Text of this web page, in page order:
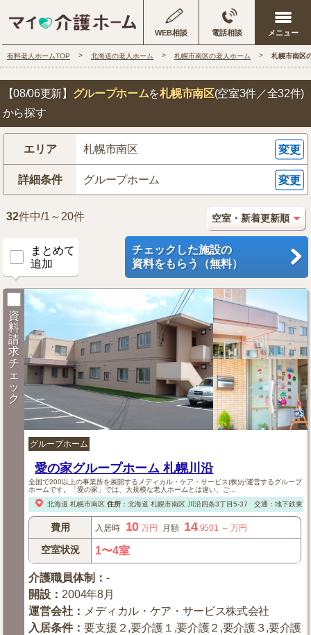
WEB相談 電話相談
有料老人ホームTOP 北海道の老人ホーム 札幌市南区の老人ホーム 札幌市南区
【08/06更新】 グループホームを札幌市南区(空室3件／全32件)
から探す
エリア 札幌市南区 変更
詳細条件 グループホーム 変更
32件中/1～20件
まとめて
追加
チェックした施設の
資料をもらう（無料）
資
料
請
求
チ
ェ
ッ
ク
グループホーム
愛の家グループホーム 札幌川沿
全国で200以上の事業所を展開するメディカル・ケア・サービス(株)が運営するグループ
ホームです。「愛の家」では、大規模な老人ホームとは違い、ご...
北海道 札幌市南区 住所： 北海道 札幌市南区川沿四条3丁目5-37 交通：地下鉄東
費用 入居時 10 万円 月額 14.9501 ～万円
空室状況 1〜4室
介護職員体制 ：-
開設 ： 2004年8月
運営会社 ： メディカル・ケア・サービス株式会社
入居条件：要支援２,要介護１,要介護２,要介護３,要介護